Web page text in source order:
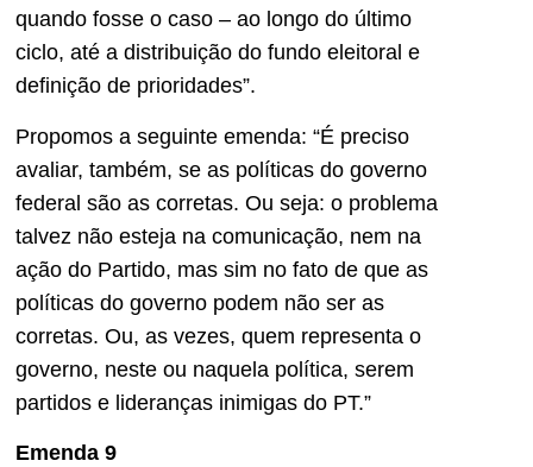
quando fosse o caso – ao longo do último
ciclo, até a distribuição do fundo eleitoral e
definição de prioridades”.
Propomos a seguinte emenda: “É preciso
avaliar, também, se as políticas do governo
federal são as corretas. Ou seja: o problema
talvez não esteja na comunicação, nem na
ação do Partido, mas sim no fato de que as
políticas do governo podem não ser as
corretas. Ou, as vezes, quem representa o
governo, neste ou naquela política, serem
partidos e lideranças inimigas do PT.”
Emenda 9